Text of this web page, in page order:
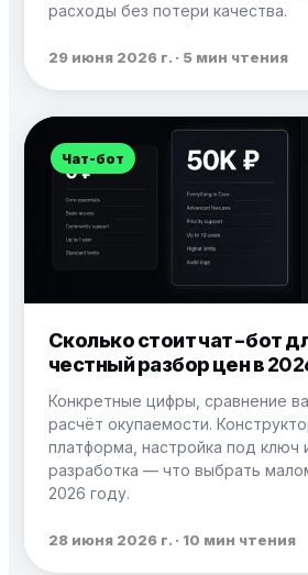
расходы без потери качества.
29 июня 2026 г. · 5 мин чтения
Чат-бот
Сколько стоит чат-бот
честный разбор цен в
Конкретные цифры, сравнение
расчёт окупаемости.
платформа, настройка под ключ
разработка — что выбрать
2026 году.
28 июня 2026 г. · 10 мин чтения